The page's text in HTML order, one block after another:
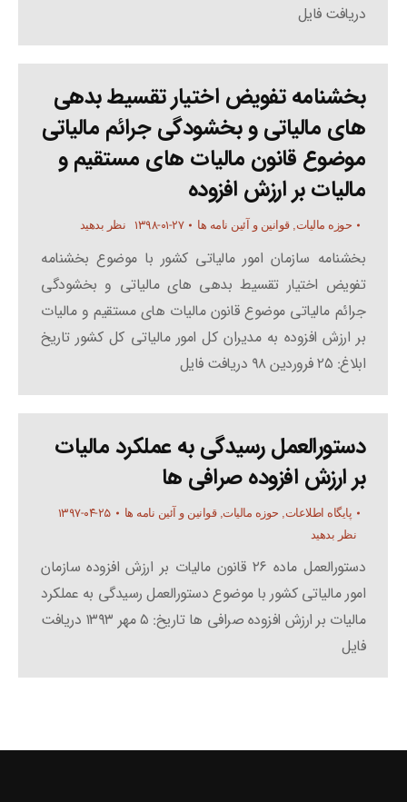
دریافت فایل
بخشنامه تفویض اختیار تقسیط بدهی
های مالیاتی و بخشودگی جرائم مالیاتی
موضوع قانون مالیات های مستقیم و
مالیات بر ارزش افزوده
حوزه مالیات,قوانین و آئین نامه ها ۱۳۹۸-۰۱-۲۷ نظر بدهید
بخشنامه سازمان امور مالیاتی کشور با موضوع بخشنامه
تفویض اختیار تقسیط بدهی های مالیاتی و بخشودگی
جرائم مالیاتی موضوع قانون مالیات های مستقیم و مالیات
بر ارزش افزوده به مدیران کل امور مالیاتی کل کشور تاریخ
ابلاغ: ۲۵ فروردین ۹۸ دریافت فایل
دستورالعمل رسیدگی به عملکرد مالیات
بر ارزش افزوده صرافی ها
پایگاه اطلاعات, حوزه مالیات,قوانین و آئین نامه ها ۱۳۹۷-۰۴-۲۵
نظر بدهید
دستورالعمل ماده ۲۶ قانون مالیات بر ارزش افزوده سازمان
امور مالیاتی کشور با موضوع دستورالعمل رسیدگی به عملکرد
مالیات بر ارزش افزوده صرافی ها تاریخ: ۵ مهر ۱۳۹۳ دریافت
فایل